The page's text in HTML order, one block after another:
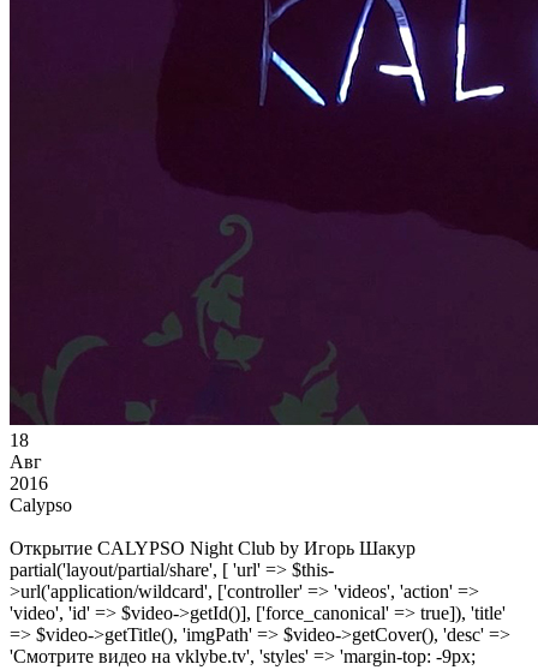
18
Авг
2016
Calypso
Открытие CALYPSO Night Club by Игорь Шакур
partial('layout/partial/share', [ 'url' => $this-
>url('application/wildcard', ['controller' => 'videos', 'action' =>
'video', 'id' => $video->getId()], ['force_canonical' => true]), 'title'
=> $video->getTitle(), 'imgPath' => $video->getCover(), 'desc' =>
'Смотрите видео на vklybe.tv', 'styles' => 'margin-top: -9px;